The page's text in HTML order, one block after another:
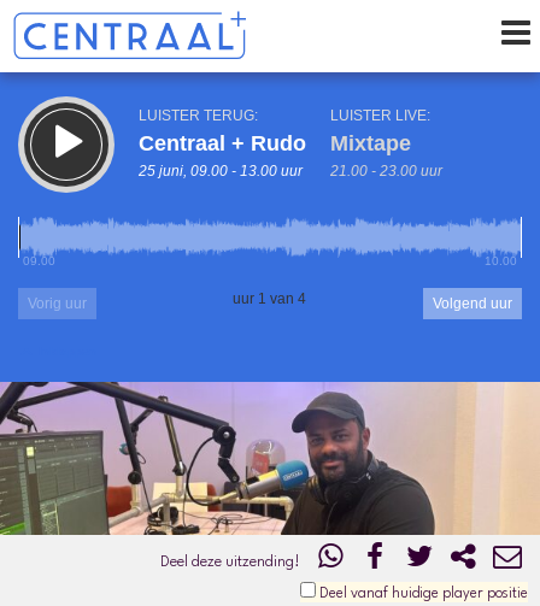
LUISTER TERUG:
Centraal + Rudo
25 juni, 09.00 - 13.00 uur
LUISTER LIVE:
Mixtape
21.00 - 23.00 uur
09.00 10.00
Vorig uur uur 1 van 4 Volgend uur
Deel deze uitzending!
Deel vanaf huidige player positie